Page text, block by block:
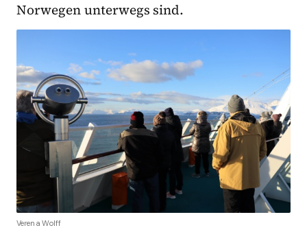
Norwegen unterwegs sind.
Verena Wolff